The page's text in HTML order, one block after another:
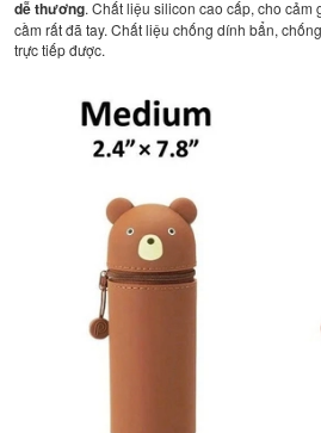
dễ thương. Chất liệu silicon cao cấp, cho cảm
cầm rất đã tay. Chất liệu chống dính bẩn,
trực tiếp được.